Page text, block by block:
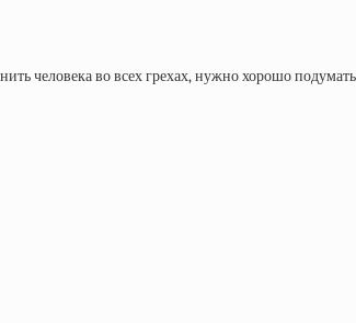
человека во всех грехах, нужно хорошо